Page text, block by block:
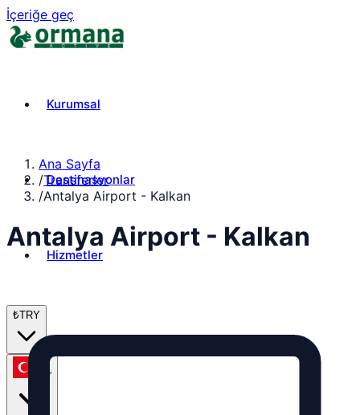
İçeriğe geç
Kurumsal
Destinasyonlar
Hizmetler
₺TRY
tr
Ana Sayfa
/Transferler
/Antalya Airport - Kalkan
Antalya Airport - Kalkan